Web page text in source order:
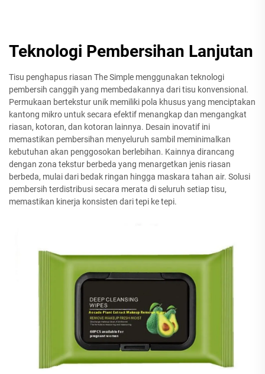
Teknologi Pembersihan Lanjutan
Tisu penghapus riasan The Simple menggunakan teknologi
pembersih canggih yang membedakannya dari tisu konvensional.
Permukaan bertekstur unik memiliki pola khusus yang menciptakan
kantong mikro untuk secara efektif menangkap dan mengangkat
riasan, kotoran, dan kotoran lainnya. Desain inovatif ini
memastikan pembersihan menyeluruh sambil meminimalkan
kebutuhan akan penggosokan berlebihan. Kainnya dirancang
dengan zona tekstur berbeda yang menargetkan jenis riasan
berbeda, mulai dari bedak ringan hingga maskara tahan air. Solusi
pembersih terdistribusi secara merata di seluruh setiap tisu,
memastikan kinerja konsisten dari tepi ke tepi.